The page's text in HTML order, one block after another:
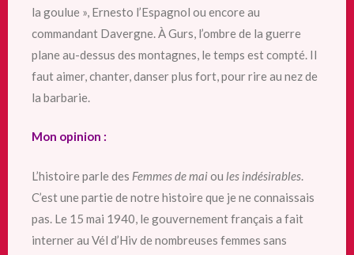
la goulue », Ernesto l’Espagnol ou encore au
commandant Davergne. À Gurs, l’ombre de la guerre
plane au-dessus des montagnes, le temps est compté. Il
faut aimer, chanter, danser plus fort, pour rire au nez de
la barbarie.
Mon opinion :
L’histoire parle des Femmes de maiou les indésirables
C’est une partie de notre histoire que je ne connaissais
pas. Le 15 mai 1940, le gouvernement français a fait
interner au Vél d’Hiv de nombreuses femmes sans